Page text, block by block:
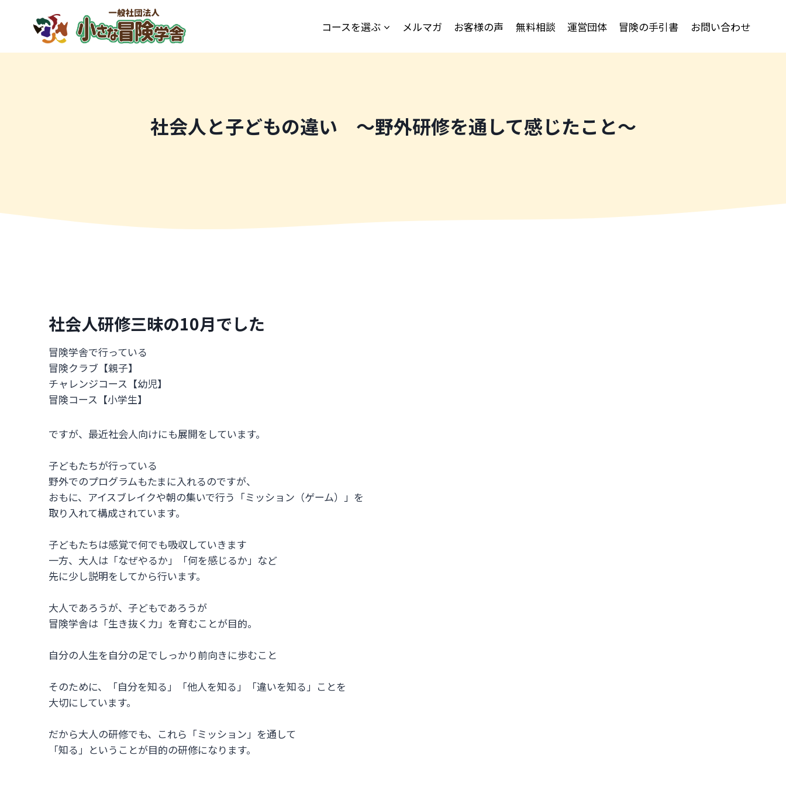
ス
コースを選ぶ メルマガ お客様の声 無料相談 運営団体 冒険の手引書 お問い合わせ
社会人と子どもの違い ～野外研修を通して感じたこと～
社会人研修三昧の10月でした
冒険学舎で行っている
冒険クラブ【親子】
チャレンジコース【幼児】
冒険コース【小学生】
ですが、最近社会人向けにも展開をしています。
子どもたちが行っている
野外でのプログラムもたまに入れるのですが、
おもに、アイスブレイクや朝の集いで行う「ミッション（ゲーム）」を
取り入れて構成されています。
子どもたちは感覚で何でも吸収していきます
一方、大人は「なぜやるか」「何を感じるか」など
先に少し説明をしてから行います。
大人であろうが、子どもであろうが
冒険学舎は「生き抜く力」を育むことが目的。
自分の人生を自分の足でしっかり前向きに歩むこと
そのために、「自分を知る」「他人を知る」「違いを知る」ことを
大切にしています。
だから大人の研修でも、これら「ミッション」を通して
「知る」ということが目的の研修になります。